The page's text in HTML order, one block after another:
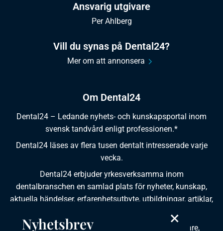
Om Dental24
Dental24 – Ledande nyhets- och kunskapsportal inom
svensk tandvård enligt professionen.*
Dental24 läses av flera tusen dentalt intresserade varje
vecka.
Dental24 erbjuder yrkesverksamma inom
dentalbranschen en samlad plats för nyheter, kunskap,
aktuella händelser, erfarenhetsutbyte, utbildningar, artiklar,
Dental24 produceras i samverkan med tandläkare,
Ansvarig utgivare
Per Ahlberg
Vill du synas på Dental24?
Mer om att annonsera
×
Nyhetsbrev